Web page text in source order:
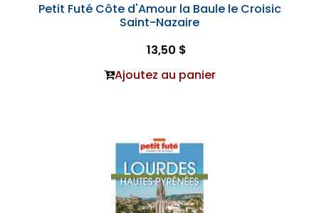
Petit Futé Côte d'Amour la Baule le Croisic
Saint-Nazaire
13,50 $
Ajoutez au panier